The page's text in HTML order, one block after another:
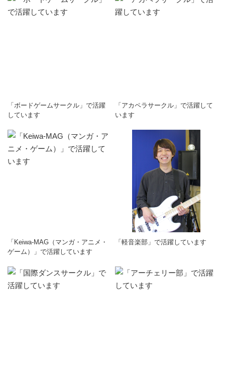
「ボードゲームサークル」で活躍
しています
「アカペラサークル」で活躍して
います
「Keiwa-MAG（マンガ・アニメ・
ゲーム）」で活躍しています
「軽音楽部」で活躍しています